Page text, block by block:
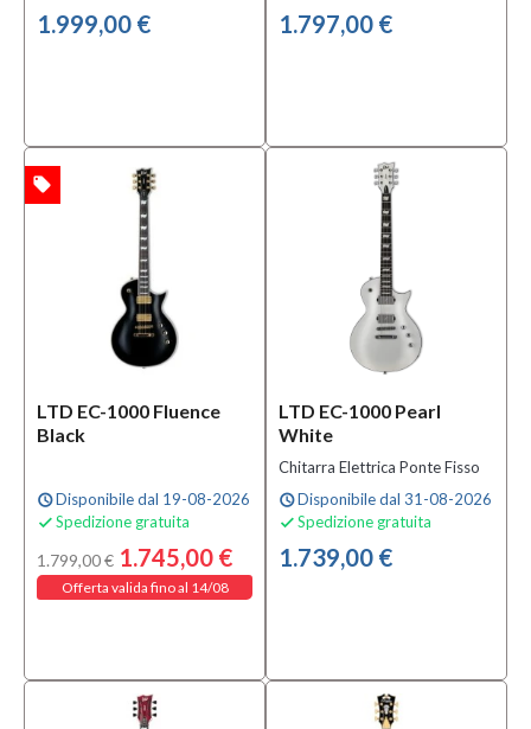
Satinata
Acero
(6)
Numero
Corde
(82)
(1)
tasti
1.999,00 € 1.797,00 €
LTD EC-1000 Fluence
Black
scheduleDisponibile dal 19-08-2026
 Spedizione gratuita
1.799,00 € 1.745,00 €
Offerta valida fino al 14/08
local_offer
LTD EC-1000 Pearl
White
Chitarra Elettrica Ponte Fisso
scheduleDisponibile dal 31-08-2026
 Spedizione gratuita
1.739,00 €